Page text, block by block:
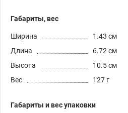
Габариты, вес
Ширина
1.43 см
Длина
6.72 см
Высота
10.5 см
Вес
127 г
Габариты и вес упаковки